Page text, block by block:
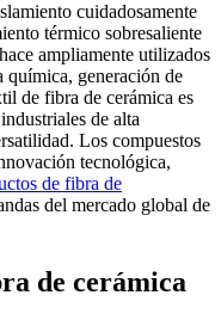
cuidadosamente
térmico sobresaliente
ampliamente utilizados
química, generación de
de fibra de cerámica es
de alta
Los compuestos
tecnológica,
de fibra de
del mercado global de
de cerámica